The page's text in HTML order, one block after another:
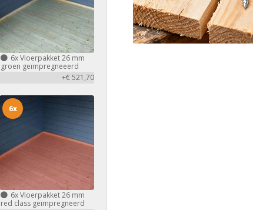
6xVloerpakket 26 mm
groen geïmpregneeerd
+€ 521,70
6xVloerpakket 26 mm
red class geïmpregneerd
6x